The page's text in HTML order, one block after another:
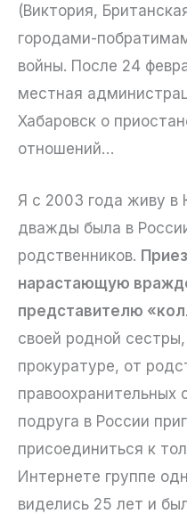
(Виктория,
городами-
войны. После 24
местная
Хабаровск о
отношений…
Я с 2003 года живу в
дважды была в
родственников.
нарастающую
представителю
своей родной
прокуратуре, от
правоохранительных
подруга в России
присоединиться к
Интернете группе
виделись 25 лет и